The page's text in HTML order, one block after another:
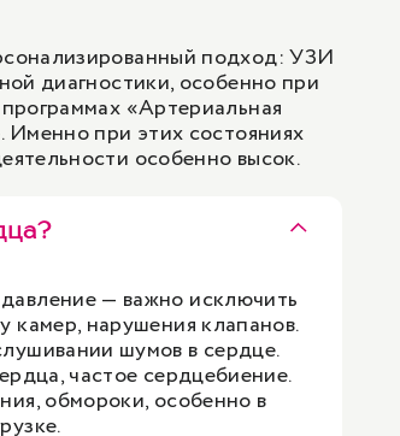
подход: УЗИ
диагностики, особенно при
«Артериальная
при этих состояниях
особенно высок.
— важно исключить
камер, нарушения клапанов.
шумов в сердце.
частое сердцебиение.
обмороки, особенно в